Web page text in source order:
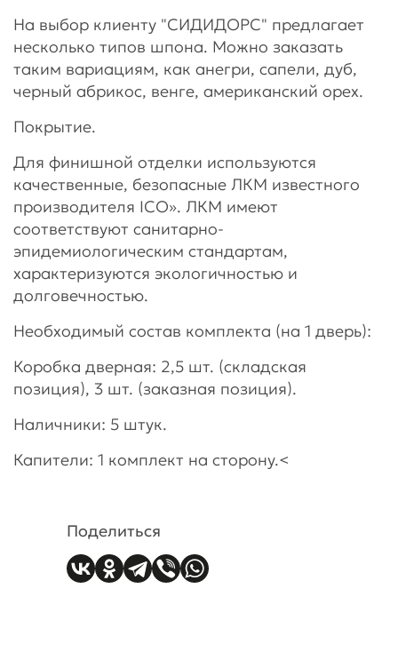
На выбор клиенту "СИДИДОРС" предлагает
несколько типов шпона. Можно заказать
таким вариациям, как анегри, сапели, дуб,
черный абрикос, венге, американский орех.
Покрытие.
Для финишной отделки используются
качественные, безопасные ЛКМ известного
производителя ICO». ЛКМ имеют
соответствуют санитарно-
эпидемиологическим стандартам,
характеризуются экологичностью и
долговечностью.
Необходимый состав комплекта (на 1 дверь):
Коробка дверная: 2,5 шт. (складская
позиция), 3 шт. (заказная позиция).
Наличники: 5 штук.
Капители: 1 комплект на сторону.<
Поделиться